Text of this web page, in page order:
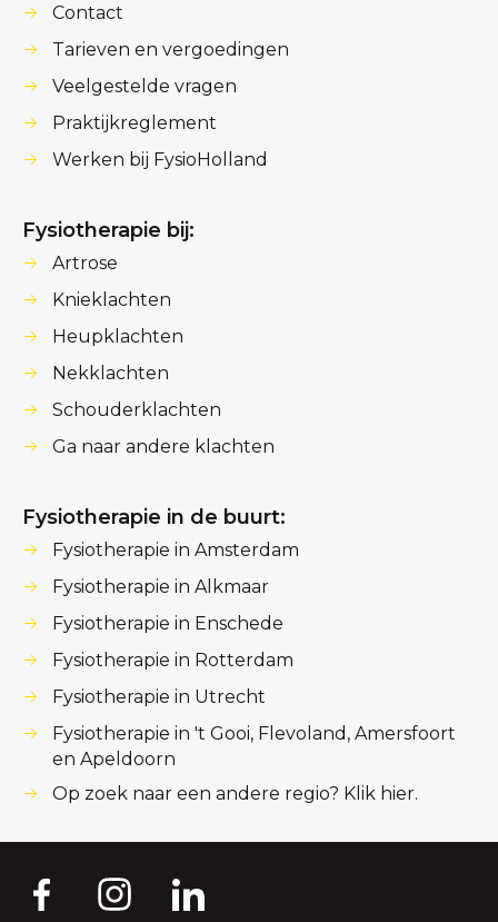
Contact
Tarieven en vergoedingen
Veelgestelde vragen
Praktijkreglement
Werken bij FysioHolland
Fysiotherapie bij:
Artrose
Knieklachten
Heupklachten
Nekklachten
Schouderklachten
Ga naar andere klachten
Fysiotherapie in de buurt:
Fysiotherapie in Amsterdam
Fysiotherapie in Alkmaar
Fysiotherapie in Enschede
Fysiotherapie in Rotterdam
Fysiotherapie in Utrecht
Fysiotherapie in 't Gooi, Flevoland, Amersfoort
en Apeldoorn
Op zoek naar een andere regio? Klik hier.